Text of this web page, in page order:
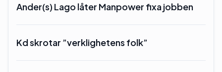
Ander(s) Lago låter Manpower fixa jobben
Kd skrotar ”verklighetens folk”